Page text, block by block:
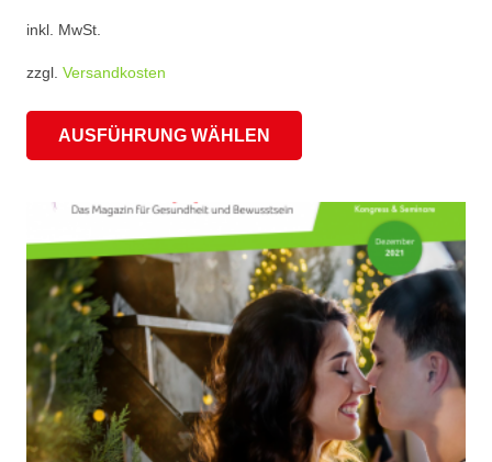
inkl. MwSt.
zzgl. Versandkosten
AUSFÜHRUNG WÄHLEN
mehrere
Varianten
auf.
Die
Optionen
können
auf
der
Produktseite